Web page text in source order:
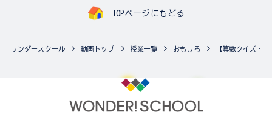
TOPページにもどる
ワンダースクール 動画トップ 授業一覧 おもしろ 【算数クイズランド】031：？に入る形はなにかな？